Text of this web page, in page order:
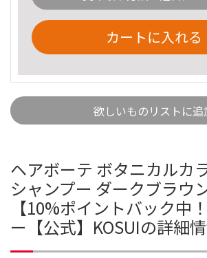
カートに入れる
欲しいものリストに追
ヘアボーテ ボタニカルカ
シャンプー ダークブラウ
【10%ポイントバック中
ー【公式】KOSUIの詳細